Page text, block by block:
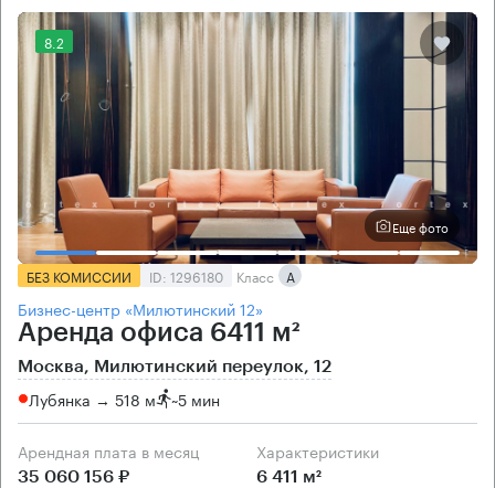
8.2
Еще фото
БЕЗ КОМИССИИ ID: 1296180 Класс А
Бизнес-центр «Милютинский 12»
Аренда офиса 6411 м²
Москва, Милютинский переулок, 12
Лубянка → 518 м ~5 мин
Арендная плата в месяц
35 060 156 ₽
Характеристики
6 411 м²